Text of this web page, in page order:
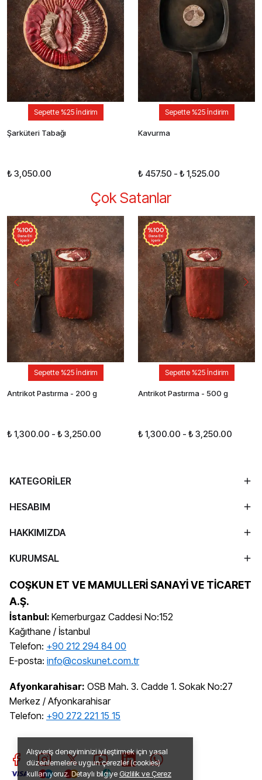
Alışveriş deneyiminizi iyileştirmek için yasal
düzenlemelere uygun çerezler (cookies)
kullanıyoruz. Detaylı bilgiye Gizlilik ve Çerez
Sepette %25 İndirim
Şarküteri Tabağı
₺ 3,050.00
Sepette %25 İndirim
Kavurma
₺ 457.50 - ₺ 1,525.00
Çok Satanlar
Sepette %25 İndirim
Antrikot Pastırma - 200 g
₺ 1,300.00 - ₺ 3,250.00
Sepette %25 İndirim
Antrikot Pastırma - 500 g
₺ 1,300.00 - ₺ 3,250.00
KATEGORİLER
HESABIM
HAKKIMIZDA
KURUMSAL
COŞKUN ET VE MAMULLERİ SANAYİ VE TİCARET
A.Ş.
İstanbul: Kemerburgaz Caddesi No:152
Kağıthane / İstanbul
Telefon: +90 212 294 84 00
E-posta: info@coskunet.com.tr
Afyonkarahisar: OSB Mah. 3. Cadde 1. Sokak No:27
Merkez / Afyonkarahisar
Telefon: +90 272 221 15 15